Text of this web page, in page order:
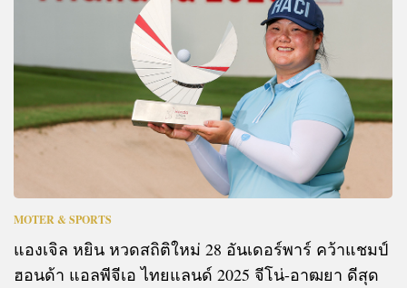
MOTER & SPORTS
แองเจิล หยิน หวดสถิติใหม่ 28 อันเดอร์พาร์ คว้าแชมป์
ฮอนด้า แอลพีจีเอ ไทยแลนด์ 2025 จีโน่-อาฒยา ดีสุด